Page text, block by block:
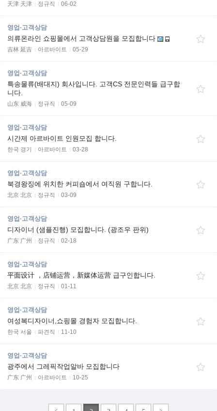
天津 天津 정규직 06-02
영업·고객상담
의류온라인 쇼핑몰에서 고객상담원을 모집합니다
吉林 延吉 아르바이트 05-29
영업·고객상담
특송물류(배대지) 회사입니다. 고객CS 전문인력들 급구합
니다.
山东 威海 정규직 05-09
영업·고객상담
시간제 아르바이트 인원모집 합니다.
한국 경기 아르바이트 03-28
영업·고객상담
북경왕징에 위치한 커피숍에서 여직원 구합니다.
北京 北京 정규직 03-09
영업·고객상담
디자이너 (샘플진행) 모집합니다. (광조우 판위)
广东 广州 정규직 02-18
영업·고객상담
平面设计 ，店铺运营，新媒体运营 급구인합니다.
北京 北京 정규직 01-11
영업·고객상담
여성복디자이너,쇼핑몰 경험자 모집합니다.
한국 서울 파견직 11-10
영업·고객상담
광주에서 그레픽작업알바 모집합니다
广东 广州 아르바이트 10-25